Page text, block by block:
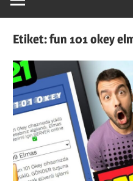
Blogların
Amcası
Etiket:fun 101 okey